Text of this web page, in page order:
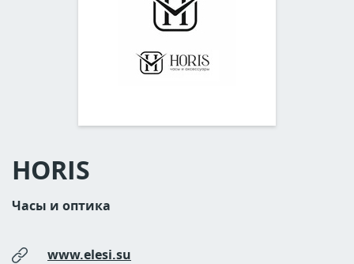
HORIS
Часы и оптика
www.elesi.su